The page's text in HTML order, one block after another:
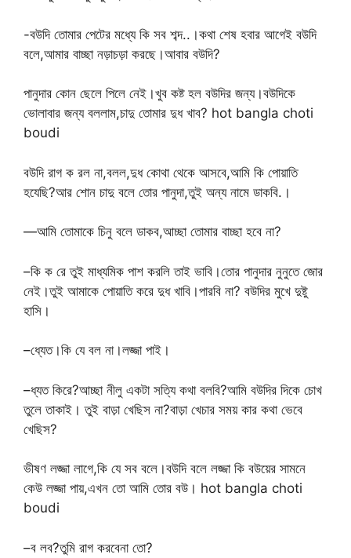
-বউদি তোমার পেটের মধ্যে কি সব শব্দ..।কথা শেষ হবার আগেই বউদি
বলে,আমার বাচ্ছা নড়াচড়া করছে।আবার বউদি?
পানুদার কোন ছেলে পিলে নেই।খুব কষ্ট হল বউদির জন্য।বউদিকে
ভোলাবার জন্য বললাম,চাদু তোমার দুধ খাব? hot bangla choti
boudi
বউদি রাগ ক রল না,বলল,দুধ কোথা থেকে আসবে,আমি কি পোয়াতি
হযেছি?আর শোন চাদু বলে তোর পানুদা,তুই অন্য নামে ডাকবি.।
—আমি তোমাকে চিনু বলে ডাকব,আচ্ছা তোমার বাচ্ছা হবে না?
–কি ক রে তুই মাধ্যমিক পাশ করলি তাই ভাবি।তোর পানুদার নুনুতে জোর
নেই।তুই আমাকে পোয়াতি করে দুধ খাবি।পারবি না? বউদির মুখে দুষ্টু
হাসি।
–ধ্যেত।কি যে বল না।লজ্জা পাই।
–ধ্যত কিরে?আচ্ছা নীলু একটা সত্যি কথা বলবি?আমি বউদির দিকে চোখ
তুলে তাকাই। তুই বাড়া খেছিস না?বাড়া খেচার সময় কার কথা ভেবে
খেছিস?
ভীষণ লজ্জা লাগে,কি যে সব বলে।বউদি বলে লজ্জা কি বউয়ের সামনে
কেউ লজ্জা পায়,এখন তো আমি তোর বউ। hot bangla choti
boudi
–ব লব?তুমি রাগ করবেনা তো?